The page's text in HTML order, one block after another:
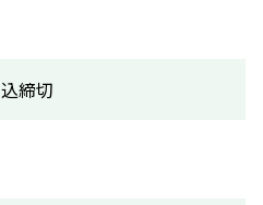
締切